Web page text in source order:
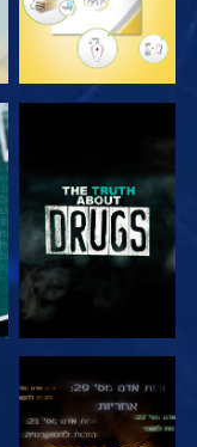
צפה